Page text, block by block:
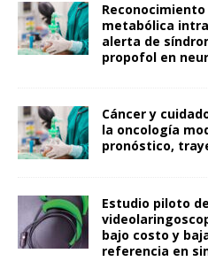
metabólica
alerta de
propofol en
Cáncer y
la oncología
pronóstico,
Estudio piloto
bajo costo y
referencia en